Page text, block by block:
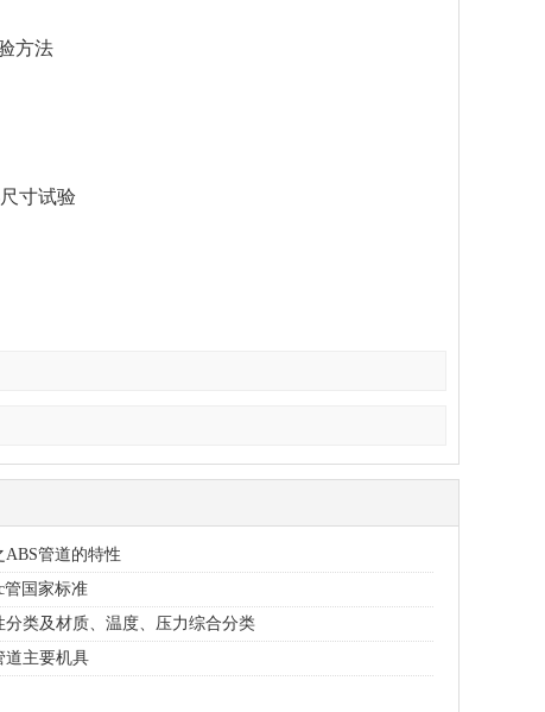
方法
寸试验
ABS管道的特性
管国家标准
分类及材质、温度、压力综合分类
道主要机具